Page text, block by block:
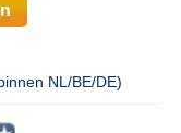
NL/BE/DE)